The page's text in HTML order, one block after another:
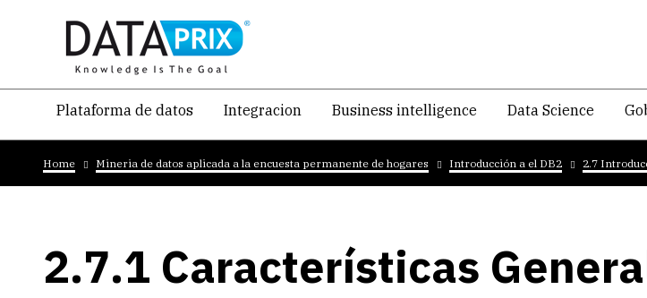
content
Navegacion
temática
principal
Plataforma de datos Integracion Business intelligence Data Science
Breadcrumb
Home Mineria de datos aplicada a la encuesta permanente de hogares Introducción a el DB2 2.7
2.7.1 Características